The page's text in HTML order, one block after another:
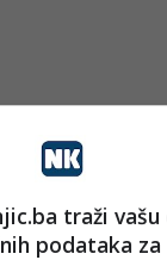
Bihorca:
požarima
Kuršumliju i okolna
poruka
traži vašu
podataka za